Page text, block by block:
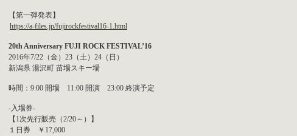
【第一弾発表】
https://a-files.jp/fujirockfestival16-1.html
20th Anniversary FUJI ROCK FESTIVAL’16
2016年7/22（金）23（土）24（日）
新潟県 湯沢町 苗場スキー場
時間：9:00 開場 11:00 開演 23:00 終演予定
-入場券-
【1次先行販売（2/20～）】
１日券 ￥17,000